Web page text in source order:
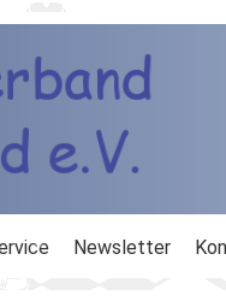
Newsletter